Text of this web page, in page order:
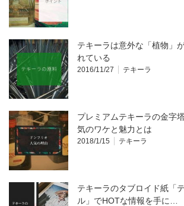
テキーラは意外な「植物」
れている
2016/11/27 テキーラ
プレミアムテキーラの金字
気のワケと魅力とは
2018/1/15 テキーラ
テキーラのタブロイド紙「
ル」でHOTな情報を手に…